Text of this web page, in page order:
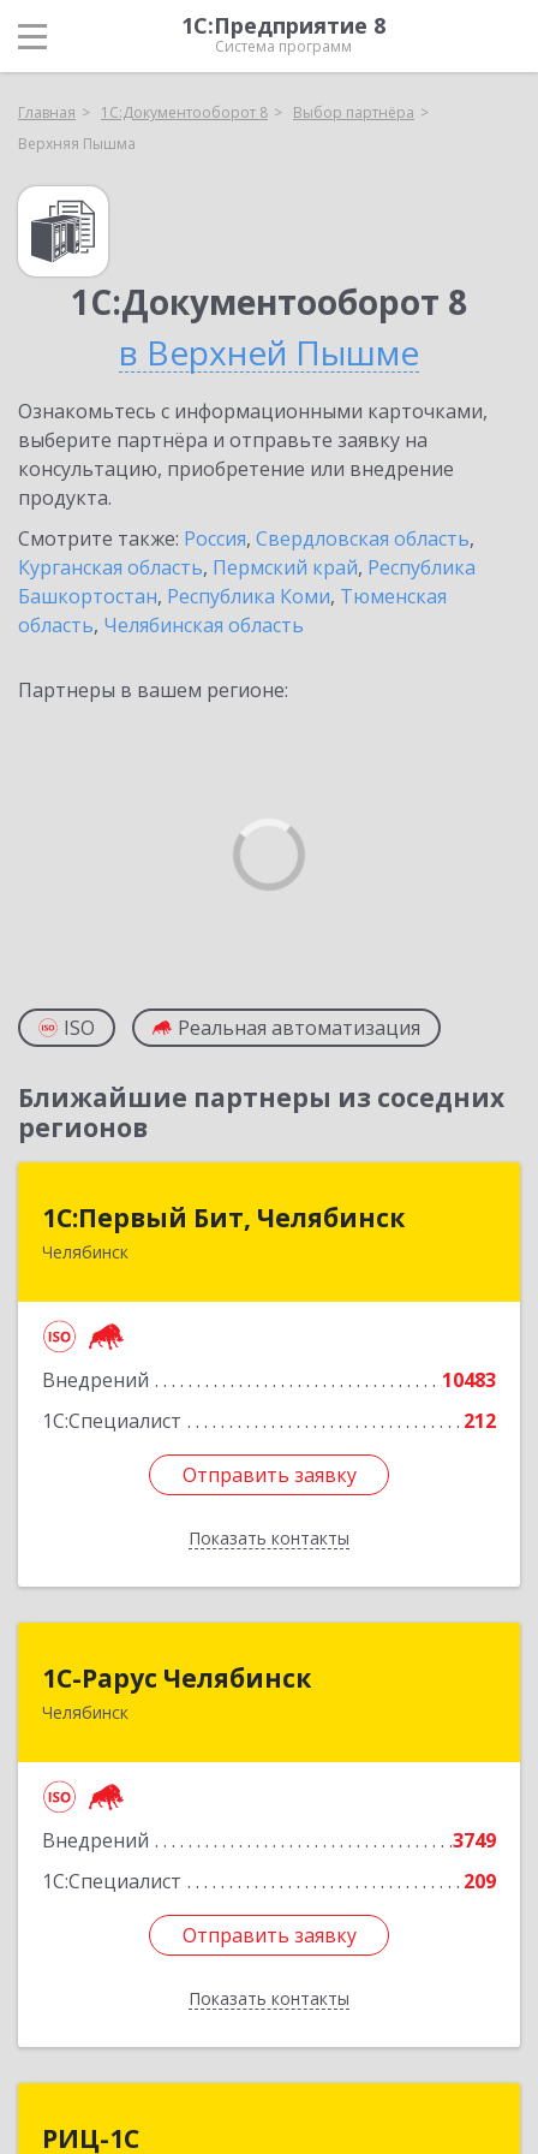
1С:Предприятие 8
Система программ
Главная 1С:Документооборот 8
Выбор партнёра
Верхняя Пышма
1С:Документооборот 8
в Верхней Пышме
Ознакомьтесь с информационными карточками,
выберите партнёра и отправьте заявку на
консультацию, приобретение или внедрение
продукта.
Смотрите также: Россия, Свердловская область,
Курганская область, Пермский край, Республика
Башкортостан, Республика Коми, Тюменская
область, Челябинская область
Партнеры в вашем регионе:
ISO Реальная автоматизация
Ближайшие партнеры из соседних
регионов
1С:Первый Бит, Челябинск
Челябинск
Внедрений
10483
1С:Специалист
212
Отправить заявку
Показать контакты
1С:Первый Бит, Челябинск
Отправить заявку
Назад
1С-Рарус Челябинск
Челябинск
Внедрений
3749
1С:Специалист
209
Отправить заявку
Показать контакты
1С-Рарус Челябинск
454091, Челябинская обл, Челябинск г, Труда ул,
Отправить заявку
Назад
РИЦ-1С